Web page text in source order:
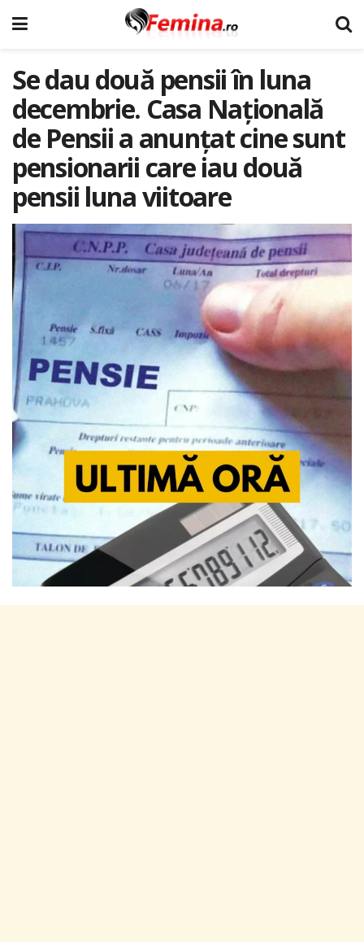
Se dau două pensii în luna
decembrie. Casa Națională
de Pensii a anunțat cine sunt
pensionarii care iau două
pensii luna viitoare